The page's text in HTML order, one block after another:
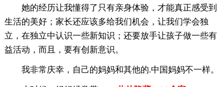
她的经历让我懂得了只有亲身体验，才能真正感受到
生活的美好；家长还应该多给我们机会，让我们学会独
立，在独立中认识一些新知识；还要放手让孩子做一些有
益活动，而且，要有创新意识。
我非常庆幸，自己的妈妈和其他的.中国妈妈不一样。